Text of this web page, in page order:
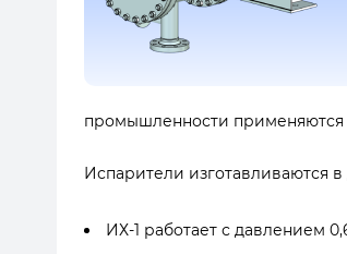
промышленности
Испарители изготавливаются
ИХ-1 работает с давлением